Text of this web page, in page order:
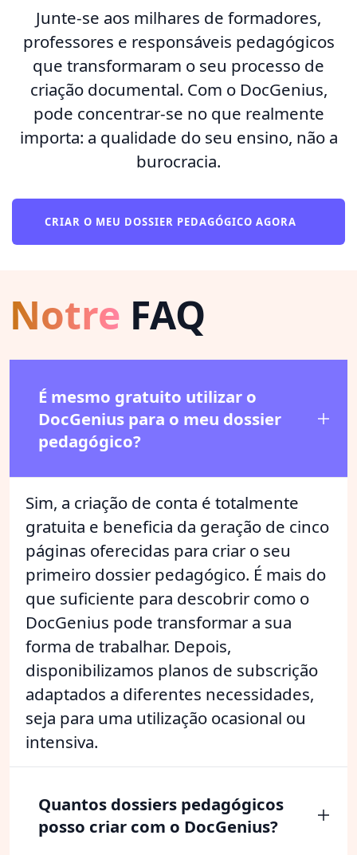
Junte-se aos milhares de formadores,
professores e responsáveis pedagógicos
que transformaram o seu processo de
criação documental. Com o DocGenius,
pode concentrar-se no que realmente
importa: a qualidade do seu ensino, não a
burocracia.
CRIAR O MEU DOSSIER PEDAGÓGICO AGORA
Notre FAQ
É mesmo gratuito utilizar o
DocGenius para o meu dossier
pedagógico?
Sim, a criação de conta é totalmente
gratuita e beneficia da geração de cinco
páginas oferecidas para criar o seu
primeiro dossier pedagógico. É mais do
que suficiente para descobrir como o
DocGenius pode transformar a sua
forma de trabalhar. Depois,
disponibilizamos planos de subscrição
adaptados a diferentes necessidades,
seja para uma utilização ocasional ou
intensiva.
Quantos dossiers pedagógicos
posso criar com o DocGenius?